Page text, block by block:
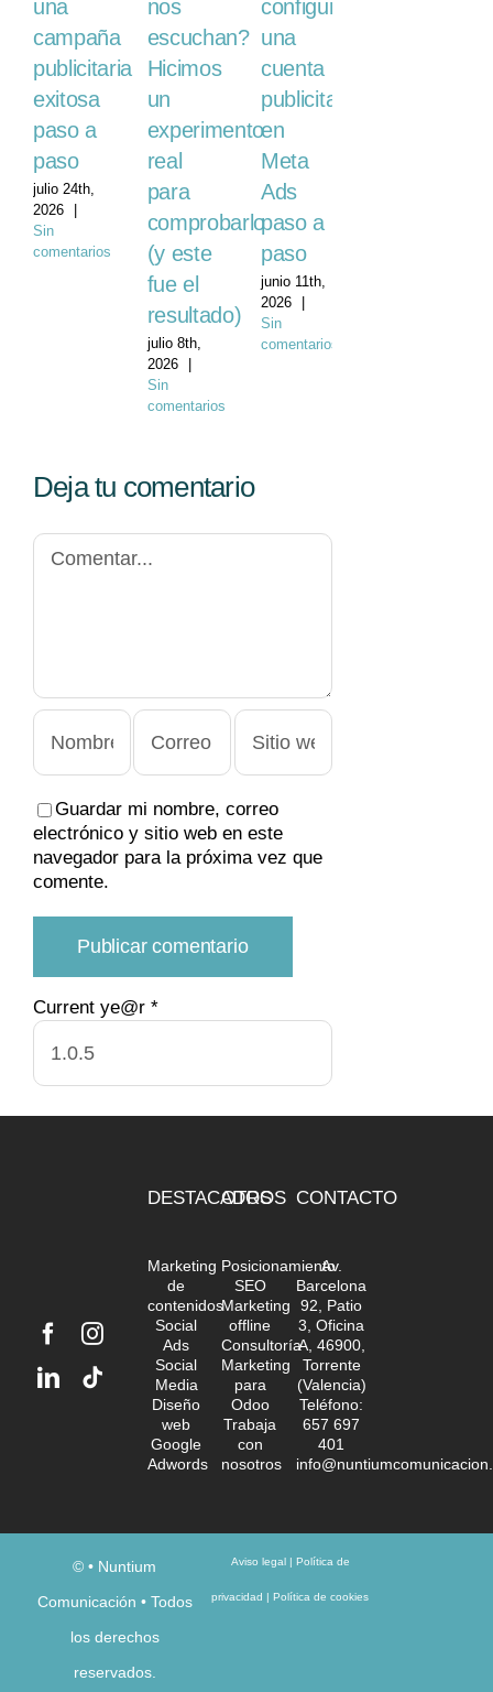
una
campaña
publicitaria
exitosa
paso a
paso
julio 24th,
2026
Sin
comentarios
nos
escuchan?
Hicimos
un
experimento
real
para
comprobarlo
(y este
fue el
resultado)
julio 8th,
2026
Sin
comentarios
configurar
una
cuenta
publicitaria
en
Meta
Ads
paso a
paso
junio 11th,
2026
Sin
comentarios
Deja tu comentario
Comentar
Guardar mi nombre, correo
electrónico y sitio web en este
navegador para la próxima vez que
comente.
Current ye@r *
DESTACADOS
Marketing
de
contenidos
Social
Ads
Social
Media
Diseño
web
Google
Adwords
OTROS
Posicionamiento
SEO
Marketing
offline
Consultoría
Marketing
para
Odoo
Trabaja
con
nosotros
CONTACTO
Av.
Barcelona
92, Patio
3, Oficina
A, 46900,
Torrente
(Valencia)
Teléfono:
657 697
401
©• Nuntium
Comunicación • Todos
los derechos
reservados.
Aviso legal Política de
privacidad Política de cookies